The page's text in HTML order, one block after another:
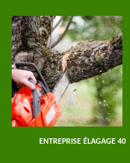
ENTREPRISE ÉLAGAGE 40